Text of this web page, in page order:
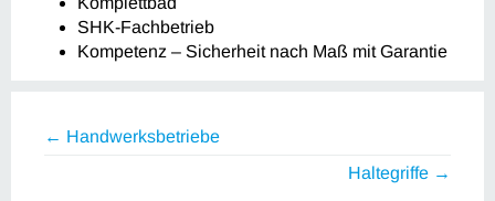
SHK-Fachbetrieb
Kompetenz – Sicherheit nach Maß mit Garantie
← Handwerksbetriebe
Haltegriffe →